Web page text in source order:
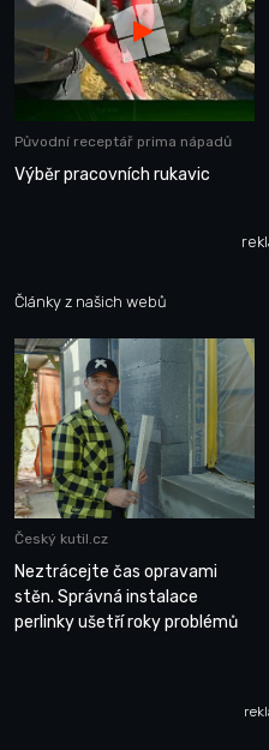
Původní receptář prima nápadů
Výběr pracovních rukavic
Články z našich webů
Český kutil.cz
Neztrácejte čas opravami
stěn. Správná instalace
perlinky ušetří roky problémů